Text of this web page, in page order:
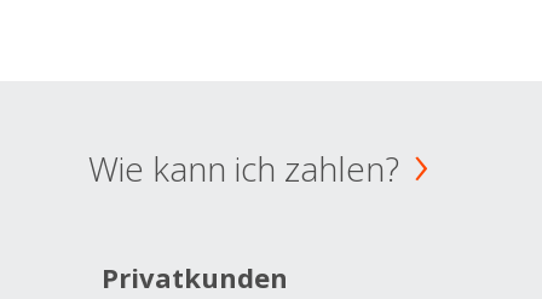
Wie kann ich zahlen?
Privatkunden